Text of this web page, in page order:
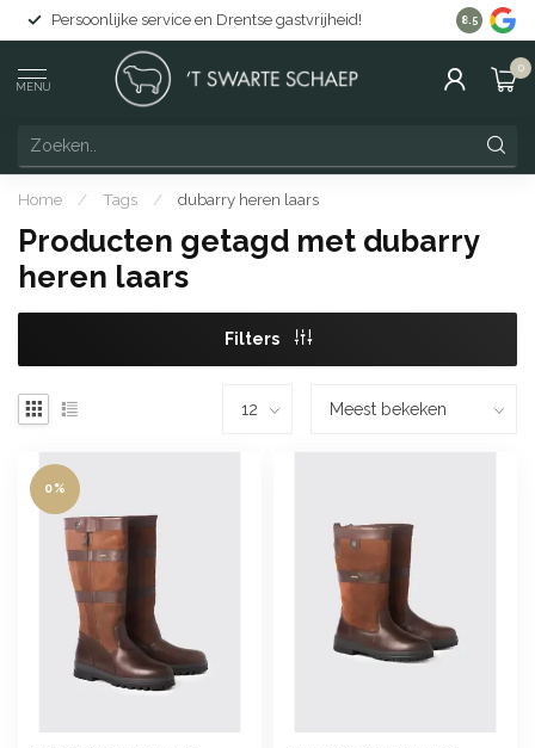
Persoonlijke service en Drentse gastvrijheid! Gratis
8.5
MENU
0
Home / Tags / dubarry heren laars
Producten getagd met dubarry
heren laars
Filters
0%